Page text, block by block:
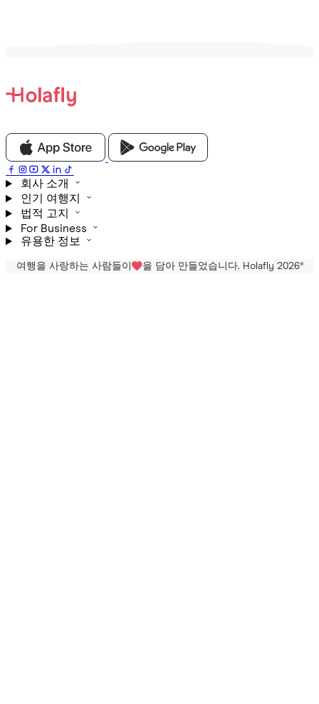
회사 소개
인기 여행지
법적 고지
For Business
유용한 정보
여행을 사랑하는 사람들이 을 담아 만들었습니다. Holafly 2026®